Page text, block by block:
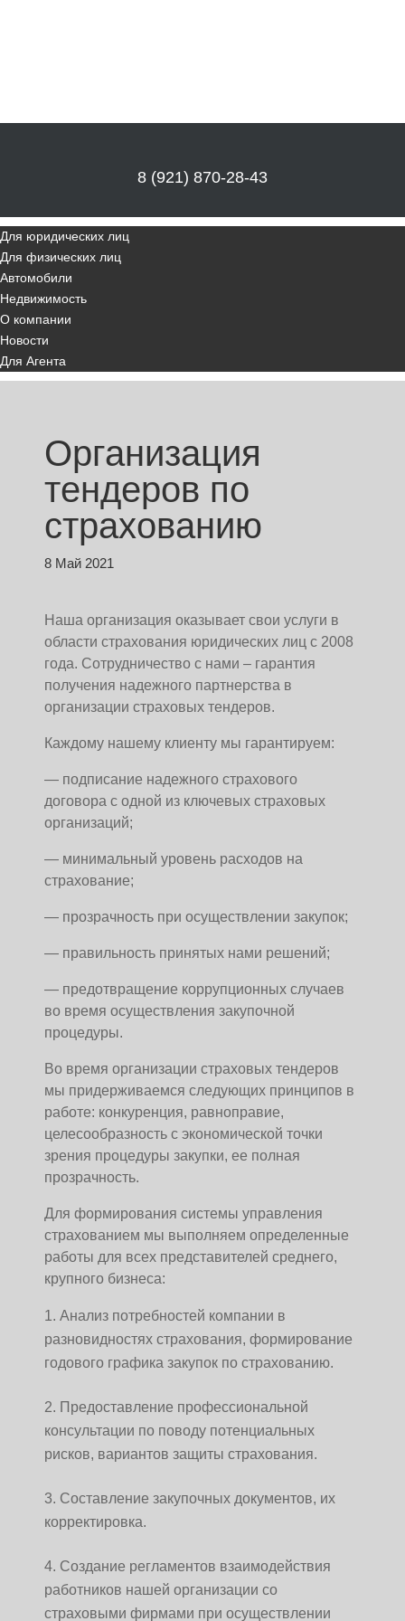
8 (921) 870-28-43
Для юридических лиц
Для физических лиц
Автомобили
Недвижимость
О компании
Новости
Для Агента
Организация
тендеров по
страхованию
8 Май 2021
Наша организация оказывает свои услуги в
области страхования юридических лиц с 2008
года. Сотрудничество с нами – гарантия
получения надежного партнерства в
организации страховых тендеров.
Каждому нашему клиенту мы гарантируем:
— подписание надежного страхового
договора с одной из ключевых страховых
организаций;
— минимальный уровень расходов на
страхование;
— прозрачность при осуществлении закупок;
— правильность принятых нами решений;
— предотвращение коррупционных случаев
во время осуществления закупочной
процедуры.
Во время организации страховых тендеров
мы придерживаемся следующих принципов в
работе: конкуренция, равноправие,
целесообразность с экономической точки
зрения процедуры закупки, ее полная
прозрачность.
Для формирования системы управления
страхованием мы выполняем определенные
работы для всех представителей среднего,
крупного бизнеса:
Анализ потребностей компании в
разновидностях страхования, формирование
годового графика закупок по страхованию.
Предоставление профессиональной
консультации по поводу потенциальных
рисков, вариантов защиты страхования.
Составление закупочных документов, их
корректировка.
Создание регламентов взаимодействия
работников нашей организации со
страховыми фирмами при осуществлении